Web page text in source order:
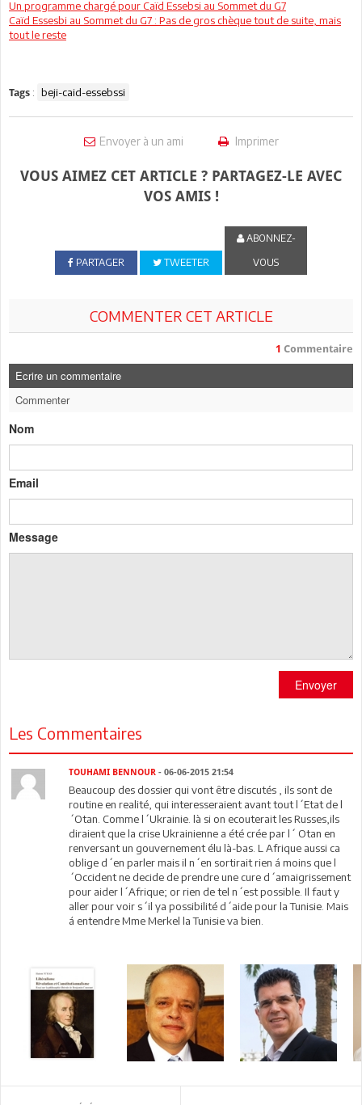
Un programme chargé pour Caïd Essebsi au Sommet du G7
Caïd Essesbi au Sommet du G7 : Pas de gros chèque tout de suite, mais
tout le reste
Tags : beji-caid-essebssi
Envoyer à un ami Imprimer
VOUS AIMEZ CET ARTICLE ? PARTAGEZ-LE AVEC
VOS AMIS !
PARTAGER TWEETER
ABONNEZ-
VOUS
COMMENTER CET ARTICLE
1 Commentaire
Ecrire un commentaire
Commenter
Nom
Email
Message
Envoyer
Les Commentaires
TOUHAMI BENNOUR - 06-06-2015 21:54
Beaucoup des dossier qui vont être discutés , ils sont de
routine en realité, qui interesseraient avant tout l´Etat de l
´Otan. Comme l´Ukrainie. là si on ecouterait les Russes,ils
diraient que la crise Ukrainienne a été crée par l´ Otan en
renversant un gouvernement élu là-bas. L Afrique aussi ca
oblige d´en parler mais il n´en sortirait rien á moins que l
´Occident ne decide de prendre une cure d´amaigrissement
pour aider l´Afrique; or rien de tel n´est possible. Il faut y
aller pour voir s´il ya possibilité d´aide pour la Tunisie. Mais
á entendre Mme Merkel la Tunisie va bien.